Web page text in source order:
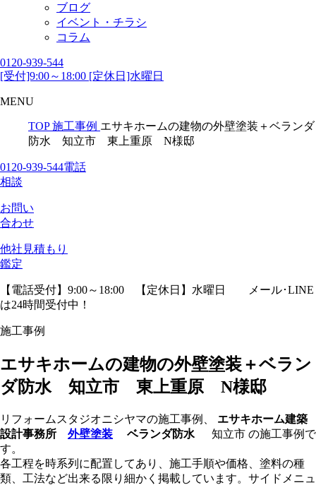
ブログ
イベント・チラシ
コラム
0120-939-544
[受付]9:00～18:00 [定休日]水曜日
MENU
TOP 施工事例 エサキホームの建物の外壁塗装＋ベランダ
防水 知立市 東上重原 N様邸
0120-939-544電話
相談
お問い
合わせ
他社見積もり
鑑定
【電話受付】9:00～18:00 【定休日】水曜日
メール･LINE
は24時間受付中！
施工事例
エサキホームの建物の外壁塗装＋ベラン
ダ防水 知立市 東上重原 N様邸
リフォームスタジオニシヤマの施工事例、
エサキホーム建築
設計事務所 外壁塗装 ベランダ防水
知立市 の施工事例で
す。
各工程を時系列に配置してあり、施工手順や価格、塗料の種
類、工法など出来る限り細かく掲載しています。サイドメニュ